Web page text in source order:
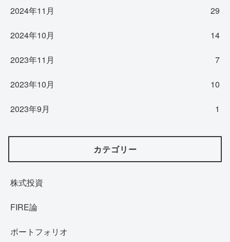
2024年11月 29
2024年10月 14
2023年11月 7
2023年10月 10
2023年9月 1
カテゴリー
株式投資
FIRE論
ポートフォリオ